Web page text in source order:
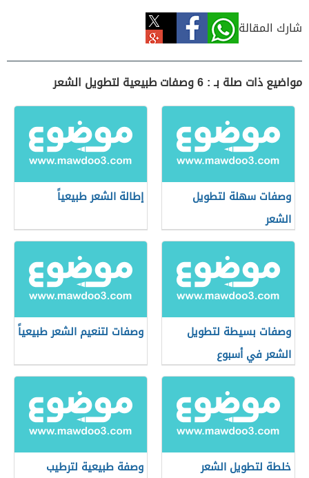
شارك المقالة
مواضيع ذات صلة بـ : 6 وصفات طبيعية لتطويل الشعر
وصفات سهلة لتطويل
الشعر
إطالة الشعر طبيعياً
وصفات بسيطة لتطويل
الشعر في أسبوع
وصفات لتنعيم الشعر طبيعياً
خلطة لتطويل الشعر
وصفة طبيعية لترطيب